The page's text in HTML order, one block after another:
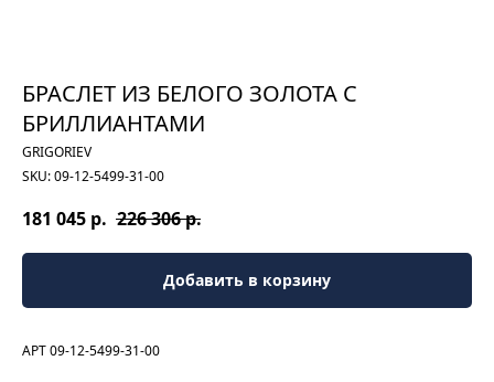
БРАСЛЕТ ИЗ БЕЛОГО ЗОЛОТА С
БРИЛЛИАНТАМИ
GRIGORIEV
SKU:09-12-5499-31-00
181 045 р. 226 306р.
Добавить в корзину
АРТ 09-12-5499-31-00